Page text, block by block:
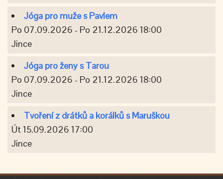
Jóga pro muže s Pavlem
Po 07.09.2026 - Po 21.12.2026 18:00
Jince
Jóga pro ženy s Tarou
Po 07.09.2026 - Po 21.12.2026 18:00
Jince
Tvoření z drátků a korálků s Maruškou
Út 15.09.2026 17:00
Jince